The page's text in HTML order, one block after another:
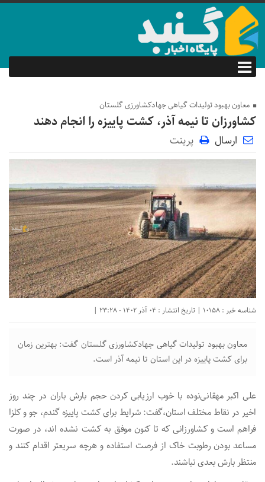
معاون بهبود تولیدات گیاهی جهادکشاورزی گلستان
کشاورزان تا نیمه آذر، کشت پاییزه را انجام دهند
ارسال پرینت
شناسه خبر : 10158 | تاریخ انتشار : 04 آذر 1402 - 23:28 |
معاون بهبود تولیدات گیاهی جهادکشاورزی گلستان گفت: بهترین زمان
برای کشت پاییزه در این استان تا نیمه آذر است.
علی اکبر مهقانی‌نوده با خوب ارزیابی کردن حجم بارش باران در چند روز
اخیر در نقاط مختلف استان،گفت: شرایط برای کشت پاییزه گندم، جو و کلزا
فراهم است و کشاورزانی که تا کنون موفق به کشت نشده اند، در صورت
مساعد بودن رطوبت خاک از فرصت استفاده و هرچه سریعتر اقدام کنند و
منتظر بارش بعدی نباشند.